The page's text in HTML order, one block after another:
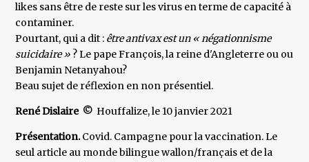
likes sans être de reste sur les virus en terme de capacité à
contaminer.
Pourtant, qui a dit : être antivax est un « négationnisme
suicidaire » ? Le pape François, la reine d'Angleterre ou ou
Benjamin Netanyahou?
Beau sujet de réflexion en non présentiel.
René Dislaire © Houffalize, le 10 janvier 2021
Présentation.Covid. Campagne pour la vaccination. Le
seul article au monde bilingue wallon/français et de la